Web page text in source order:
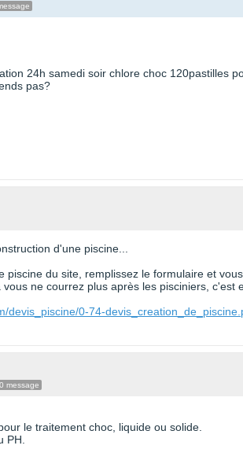
24h samedi soir chlore choc 120pastilles
pas?
d'une piscine...
piscine du site, remplissez le formulaire et
ne courrez plus après les pisciniers, c'est
devis_piscine/0-74-
message
le traitement choc, liquide ou solide.
PH.